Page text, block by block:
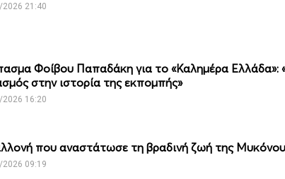
21:40
Φοίβου Παπαδάκη για το «Καλημέρα Ελλάδα»:
στην ιστορία της εκπομπής»
16:20
που αναστάτωσε τη βραδινή ζωή της
09:19